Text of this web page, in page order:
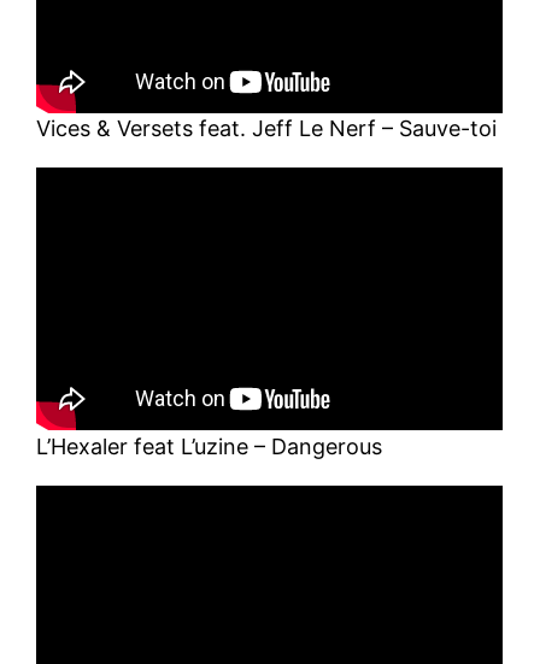
Vices & Versets feat. Jeff Le Nerf – Sauve-toi
L’Hexaler feat L’uzine – Dangerous